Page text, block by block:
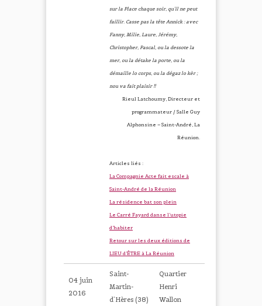
sur la Place chaque soir, qu’il ne peut
faillir. Casse pas la tête Annick : avec
Fanny, Milie, Laure, Jérémy,
Christopher, Pascal, ou la dessote la
mer, ou la détake la porte, ou la
démaille lo corps, ou la dégaz lo kèr ;
nou va fait plaisir !!
Rieul Latchoumy, Directeur et
programmateur / Salle Guy
Alphonsine – Saint-André, La
Réunion.
Articles liés :
La Compagnie Acte fait escale à
Saint-André de la Réunion
La résidence bat son plein
Le Carré Fayard danse l’utopie
d’habiter
Retour sur les deux éditions de
LIEU d’ÊTRE à La Réunion
04 juin
2016
Saint-
Martin-
d’Hères (38)
Quartier
Henri
Wallon